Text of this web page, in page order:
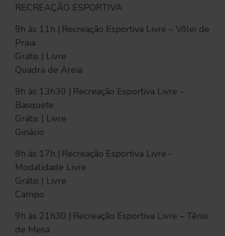
RECREAÇÃO ESPORTIVA
9h às 11h | Recreação Esportiva Livre – Vôlei de
Praia
Grátis | Livre
Quadra de Areia
9h às 13h30 | Recreação Esportiva Livre –
Basquete
Grátis | Livre
Ginásio
9h às 17h | Recreação Esportiva Livre -
Modalidade Livre
Grátis | Livre
Campo
9h às 21h30 | Recreação Esportiva Livre – Tênis
de Mesa